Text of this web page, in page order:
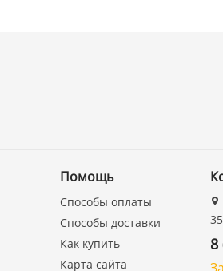
Помощь
Способы оплаты
Способы доставки
Как купить
Карта сайта
8